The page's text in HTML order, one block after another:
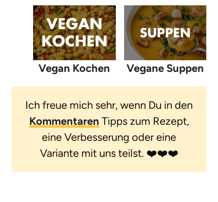
Vegan Kochen Vegane Suppen
Ich freue mich sehr, wenn Du in den
Kommentaren Tipps zum Rezept,
eine Verbesserung oder eine
Variante mit uns teilst. ❤️❤️❤️